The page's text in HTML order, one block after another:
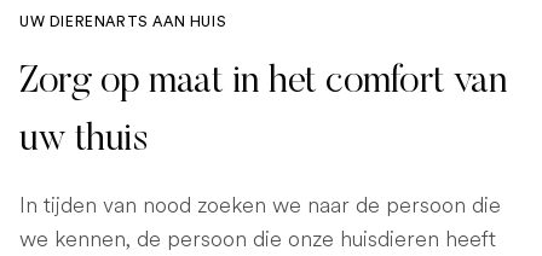
UW DIERENARTS AAN HUIS
Zorg op maat in het comfort van
uw thuis
In tijden van nood zoeken we naar de persoon die
we kennen, de persoon die onze huisdieren heeft